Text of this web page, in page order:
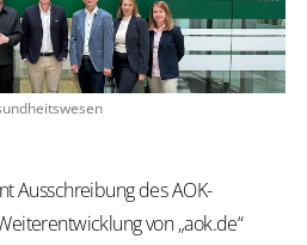
Ausschreibung des AOK-
von „aok.de“